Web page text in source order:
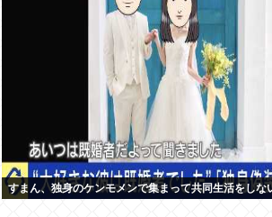
すまん、独身のケンモメンで集まって共同生活をしな